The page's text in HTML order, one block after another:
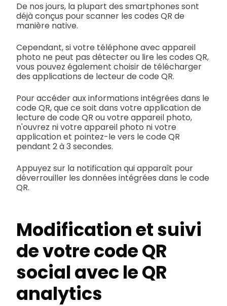
De nos jours, la plupart des smartphones sont
déjà conçus pour scanner les codes QR de
manière native.
Cependant, si votre téléphone avec appareil
photo ne peut pas détecter ou lire les codes QR,
vous pouvez également choisir de télécharger
des applications de lecteur de code QR.
Pour accéder aux informations intégrées dans le
code QR, que ce soit dans votre application de
lecture de code QR ou votre appareil photo,
n'ouvrez ni votre appareil photo ni votre
application et pointez-le vers le code QR
pendant 2 à 3 secondes.
Appuyez sur la notification qui apparaît pour
déverrouiller les données intégrées dans le code
QR.
Modification et suivi
de votre code QR
social avec le QR
analytics